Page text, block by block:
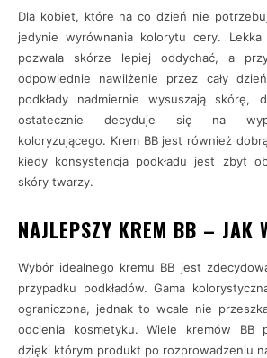
Dla kobiet, które na co dzień nie
jedynie wyrównania kolorytu cery. Lekka
pozwala skórze lepiej oddychać, a
odpowiednie nawilżenie przez cały
podkłady nadmiernie wysuszają skórę,
ostatecznie decyduje się na
koloryzującego. Krem BB jest również
kiedy konsystencja podkładu jest zbyt
skóry twarzy.
NAJLEPSZY KREM BB – JAK
Wybór idealnego kremu BB jest
przypadku podkładów. Gama
ograniczona, jednak to wcale nie
odcienia kosmetyku. Wiele kremów BB
dzięki którym produkt po rozprowadzeniu